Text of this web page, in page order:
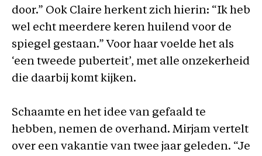
door.” Ook Claire herkent zich hierin: “Ik heb
wel echt meerdere keren huilend voor de
spiegel gestaan.” Voor haar voelde het als
‘een tweede puberteit’, met alle onzekerheid
die daarbij komt kijken.
Schaamte en het idee van gefaald te
hebben, nemen de overhand. Mirjam vertelt
over een vakantie van twee jaar geleden. “Je